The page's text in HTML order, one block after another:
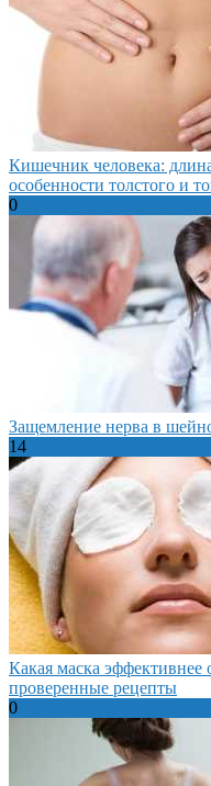
Кишечник человека:
особенности толстого и
0
Защемление нерва в
14
Какая маска эффективнее
проверенные рецепты
0